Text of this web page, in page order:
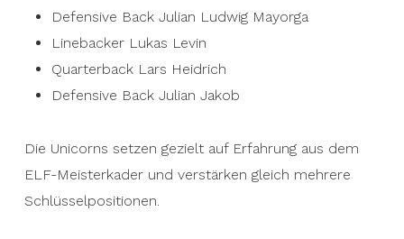
Defensive Back Julian Ludwig Mayorga
Linebacker Lukas Levin
Quarterback Lars Heidrich
Defensive Back Julian Jakob
Die Unicorns setzen gezielt auf Erfahrung aus dem
ELF-Meisterkader und verstärken gleich mehrere
Schlüsselpositionen.